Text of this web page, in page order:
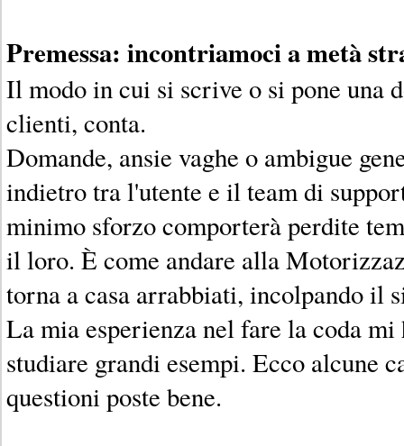
Premessa: incontriamoci a metà
Il modo in cui si scrive o si pone una
clienti, conta.
Domande, ansie vaghe o ambigue
indietro tra l'utente e il team di
minimo sforzo comporterà perdite
il loro. È come andare alla
torna a casa arrabbiati, incolpando il
La mia esperienza nel fare la coda mi
studiare grandi esempi. Ecco alcune
questioni poste bene.